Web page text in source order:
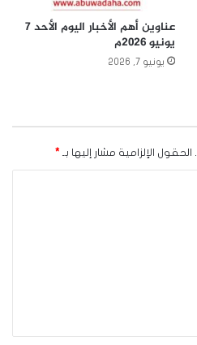
عناوين أهم الأخبار اليوم الأحد ٧
يونيو ٢٠٢٦م
يونيو 7, 2026
الحقول الإلزامية مشار إليها بـ *